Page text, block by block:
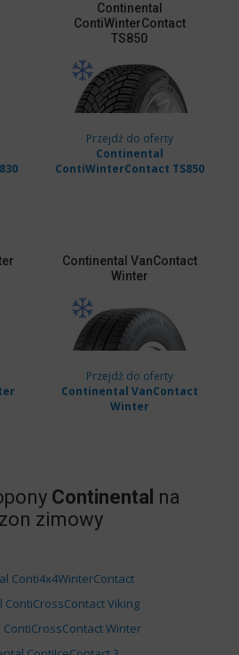
Continental
ContiWinterContact
TS850
Przejdź do oferty
Continental
ContiWinterContact TS850
Continental VanContact
Winter
Przejdź do oferty
Continental VanContact
Winter
Continental na
zimowy
Conti4x4WinterContact
ContiCrossContact Viking
Winter